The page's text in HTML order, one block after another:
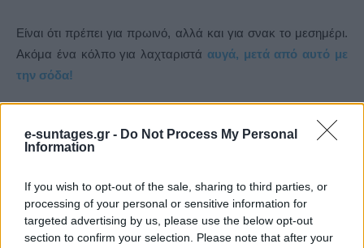
e-suntages.gr - Do Not Process My Personal
Information
If you wish to opt-out of the sale, sharing to third parties, or
processing of your personal or sensitive information for
targeted advertising by us, please use the below opt-out
section to confirm your selection. Please note that after your
Είναι ότι πρέπει για πρωινό, αλλά και για σνακ το μεσημέρι.
Ακόμα ένα κόλπο για λαχταριστά αυγά, μετά από αυτό με
την σόδα!
Δείτε το βίντεο με την συνταγή παρακάτω: